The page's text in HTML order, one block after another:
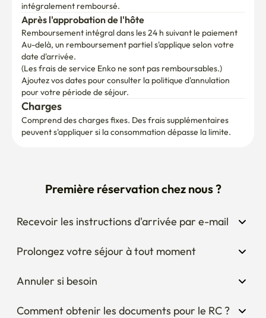
intégralement remboursé.
Après l'approbation de l'hôte
Remboursement intégral dans les 24 h suivant le paiement
Au-delà, un remboursement partiel s'applique selon votre
date d'arrivée.
(Les frais de service Enko ne sont pas remboursables.)
Ajoutez vos dates pour consulter la politique d'annulation
pour votre période de séjour.
Charges
Comprend des charges fixes. Des frais supplémentaires
peuvent s'appliquer si la consommation dépasse la limite.
Première réservation chez nous ?
Recevoir les instructions d'arrivée par e-mail
Prolongez votre séjour à tout moment
Annuler si besoin
Comment obtenir les documents pour le RC ?